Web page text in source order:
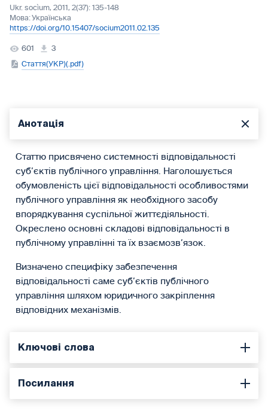
Ukr. socìum, 2011, 2(37): 135-148
Мова:Українська
https://doi.org/10.15407/socium2011.02.135
601
3
Стаття(УКР)(.pdf)
Анотація
Статтю присвячено системності відповідальності
суб’єктів публічного управління. Наголошується
обумовленість цієї відповідальності особливостями
публічного управління як необхідного засобу
впорядкування суспільної життєдіяльності.
Окреслено основні складові відповідальності в
публічному управлінні та їх взаємозв’язок.
Визначено специфіку забезпечення
відповідальності саме суб’єктів публічного
управління шляхом юридичного закріплення
відповідних механізмів.
Ключові слова
Посилання